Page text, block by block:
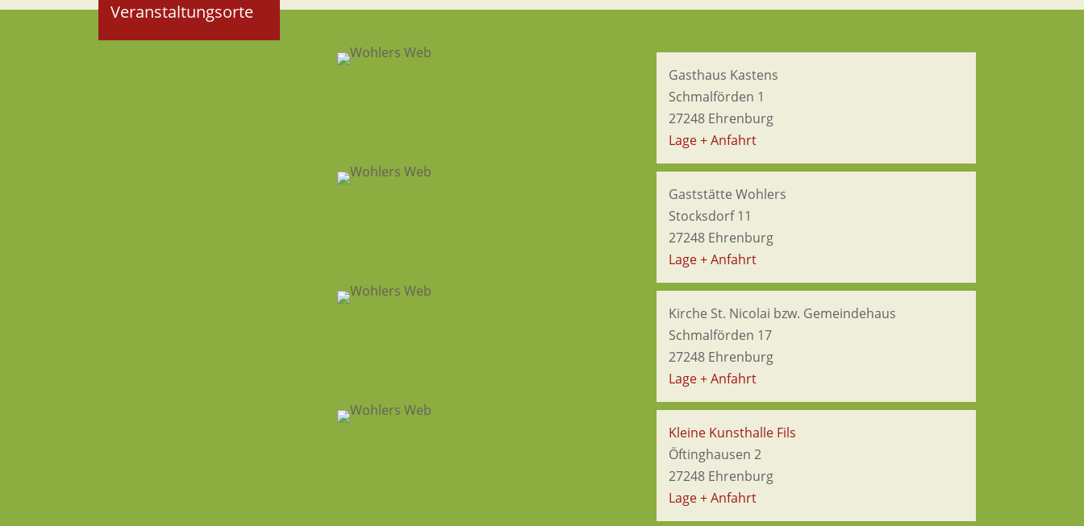
Veranstaltungsorte
Gasthaus Kastens
Schmalförden 1
27248 Ehrenburg
Lage + Anfahrt
Gaststätte Wohlers
Stocksdorf 11
27248 Ehrenburg
Lage + Anfahrt
Kirche St. Nicolai bzw. Gemeindehaus
Schmalförden 17
27248 Ehrenburg
Lage + Anfahrt
Kleine Kunsthalle Fils
Öftinghausen 2
27248 Ehrenburg
Lage + Anfahrt